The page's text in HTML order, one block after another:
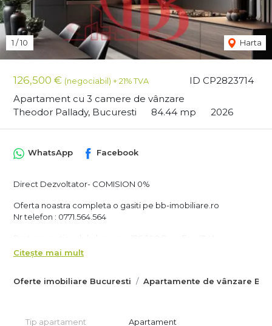
ID CP2823714
126,500 € (negociabil) + 21% TVA
Apartament cu 3 camere de vânzare
Theodor Pallady, Bucuresti
84.44 mp 2026
1 /10 Harta
Oferte imobiliare Bucuresti Apartamente de vânzare
WhatsApp Facebook
Direct Dezvoltator- COMISION 0%
Oferta noastra completa o gasiti pe bb-imobiliare.ro
Nr telefon : 0771.564.564
Apartamentul face parte dintr- un complex super premium de
verzi si comerciale.
Metro, Auchan Pallady, Jumbo, JYSK, Decthalon, Dedeman si
Citește mai mult
Tip apartament Apartament